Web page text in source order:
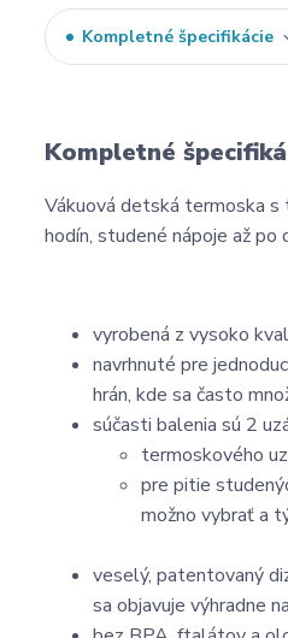
Kompletné špecifikácie
Kompletné
Vákuová detská termoska
hodín, studené nápoje až po
vyrobená z vysoko
navrhnuté pre
hrán, kde sa často
súčasti balenia sú 2
termoskového
pre pitie
možno vybrať a
veselý, patentovaný
sa objavuje výhradne